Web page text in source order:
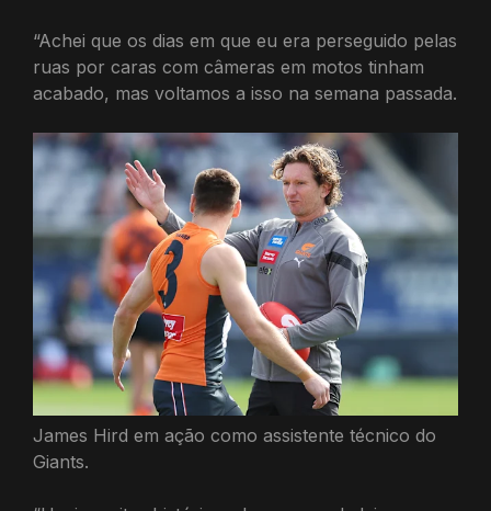
“Achei que os dias em que eu era perseguido pelas
ruas por caras com câmeras em motos tinham
acabado, mas voltamos a isso na semana passada.
James Hird em ação como assistente técnico do
Giants.